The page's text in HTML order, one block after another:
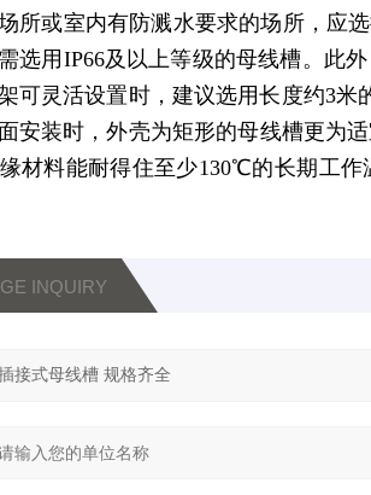
所或室内有防溅水要求的场所，应
选用IP66及以上等级的母线槽。此
可灵活设置时，建议选用长度约3
安装时，外壳为矩形的母线槽更为
材料能耐得住至少130℃的长期工
INQUIRY